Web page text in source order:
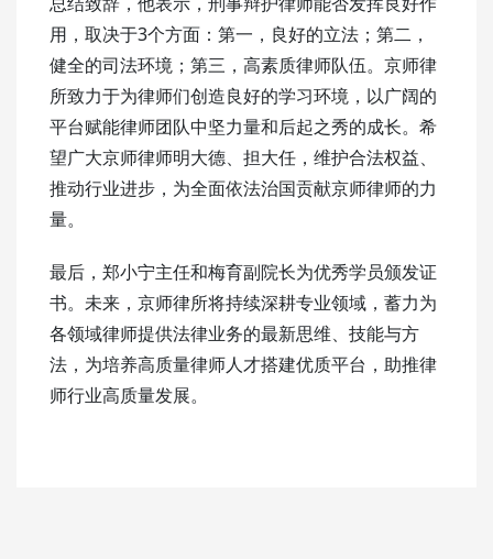
用，取决于3个方面：第一，良好的立法；第二，
健全的司法环境；第三，高素质律师队伍。京师律
所致力于为律师们创造良好的学习环境，以广阔的
平台赋能律师团队中坚力量和后起之秀的成长。希
望广大京师律师明大德、担大任，维护合法权益、
推动行业进步，为全面依法治国贡献京师律师的力
量。
最后，郑小宁主任和梅育副院长为优秀学员颁发证
书。未来，京师律所将持续深耕专业领域，蓄力为
各领域律师提供法律业务的最新思维、技能与方
法，为培养高质量律师人才搭建优质平台，助推律
师行业高质量发展。